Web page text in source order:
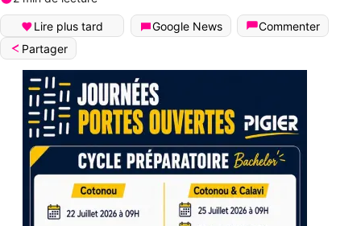
Lire plus tard Google News
Commenter
Partager